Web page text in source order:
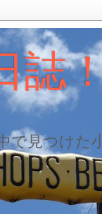
誌
見つけた